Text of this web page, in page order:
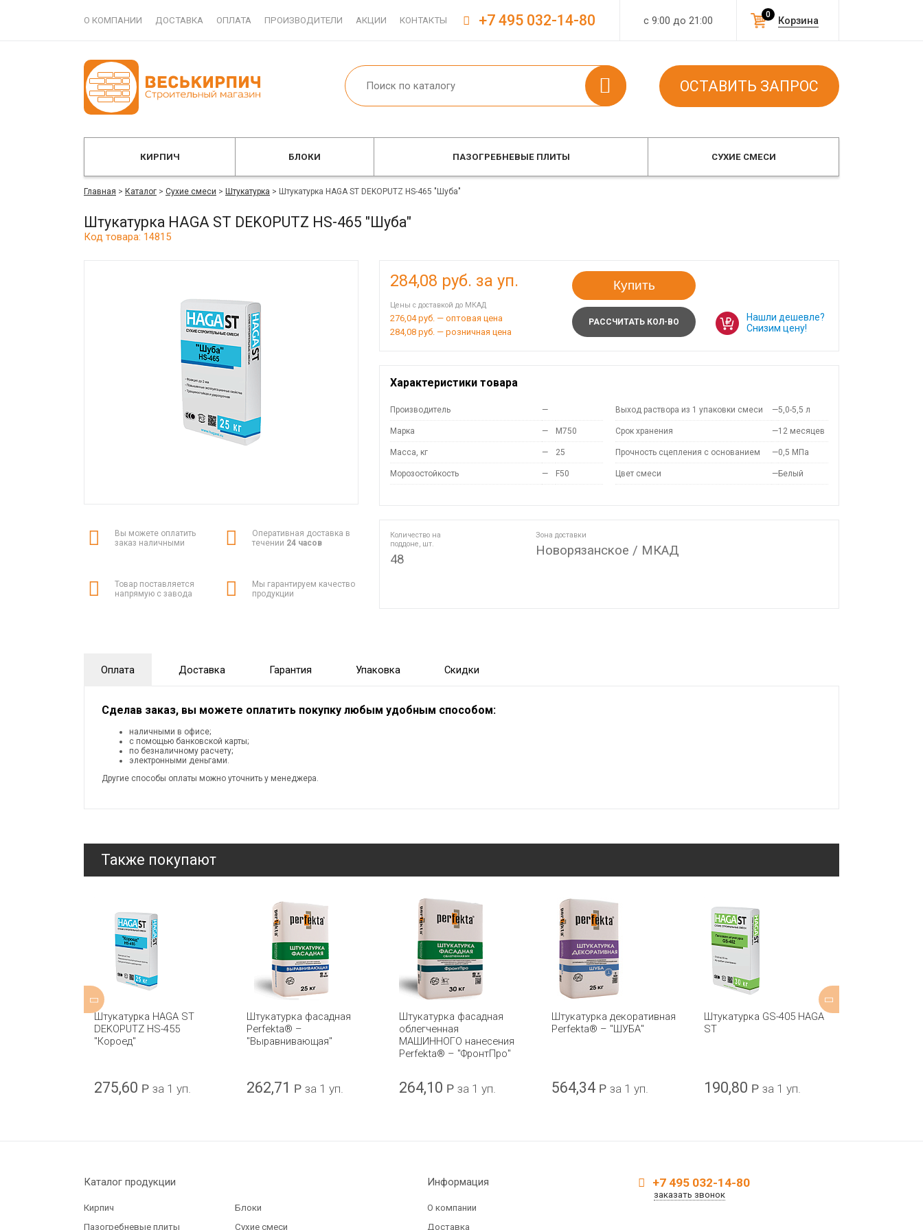
О КОМПАНИИ ДОСТАВКА ОПЛАТА ПРОИЗВОДИТЕЛИ АКЦИИ КОНТАКТЫ с 9:00 до 21:00 Корзина
0
+7 495 032-14-80
ОСТАВИТЬ ЗАПРОС
КИРПИЧ БЛОКИ ПАЗОГРЕБНЕВЫЕ ПЛИТЫ СУХИЕ СМЕСИ
Главная > Каталог > Сухие смеси > Штукатурка > Штукатурка HAGA ST DEKOPUTZ HS-465 "Шуба"
Штукатурка HAGA ST DEKOPUTZ HS-465 "Шуба"
Код товара: 14815
Вы можете оплатить
заказ наличными
Оперативная доставка в
течении 24 часов
Товар поставляется
напрямую с завода
Мы гарантируем качество
продукции
284,08 руб. за уп.
Цены с доставкой до МКАД
276,04 руб. — оптовая цена
284,08 руб. — розничная цена
Купить
РАССЧИТАТЬ КОЛ-ВО
Нашли дешевле?
Снизим цену!
Характеристики товара
Производитель —
Марка — M750
Масса, кг — 25
Морозостойкость — F50
Выход раствора из 1 упаковки смеси —5,0-5,5 л
Срок хранения —12 месяцев
Прочность сцепления с основанием —0,5 МПа
Цвет смеси —Белый
Количество на
поддоне, шт.
48
Зона доставки
Новорязанское / МКАД
Оплата Доставка Гарантия Упаковка Скидки
Сделав заказ, вы можете оплатить покупку любым удобным способом:
наличными в офисе;
с помощью банковской карты;
по безналичному расчету;
электронными деньгами.
Другие способы оплаты можно уточнить у менеджера.
Также покупают
Штукатурка HAGA ST
DEKOPUTZ HS-455
"Короед"
275,60 Р за 1 уп.
Штукатурка фасадная
Perfekta® –
"Выравнивающая"
262,71 Р за 1 уп.
Штукатурка фасадная
облегченная
МАШИННОГО нанесения
Perfekta® – "ФронтПро"
264,10 Р за 1 уп.
Штукатурка декоративная
Perfekta® – "ШУБА"
564,34 Р за 1 уп.
Штукатурка GS-405 HAGA
ST
190,80 Р за 1 уп.
Каталог продукции
Кирпич
Блоки
Пазогребневые плиты
Сухие смеси
Информация
О компании
Доставка
+7 495 032-14-80
заказать звонок